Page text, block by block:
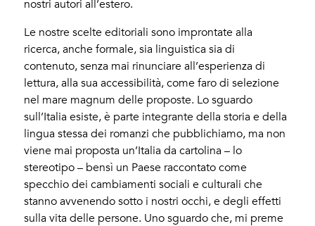
nostri autori all’estero.
Le nostre scelte editoriali sono improntate alla
ricerca, anche formale, sia linguistica sia di
contenuto, senza mai rinunciare all’esperienza di
lettura, alla sua accessibilità, come faro di selezione
nel mare magnum delle proposte. Lo sguardo
sull’Italia esiste, è parte integrante della storia e della
lingua stessa dei romanzi che pubblichiamo, ma non
viene mai proposta un’Italia da cartolina – lo
stereotipo – bensì un Paese raccontato come
specchio dei cambiamenti sociali e culturali che
stanno avvenendo sotto i nostri occhi, e degli effetti
sulla vita delle persone. Uno sguardo che, mi preme